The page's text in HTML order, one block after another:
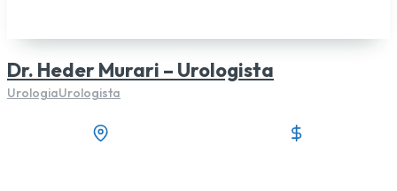
Dr. Heder Murari – Urologista
UrologiaUrologista